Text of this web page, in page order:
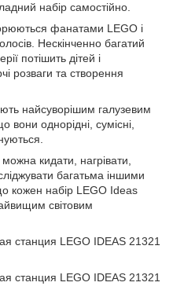
набір самостійно.
фанатами LEGO і
Нескінченно багатий
потішить дітей і
розваги та створення
найсуворішим галузевим
вони однорідні, сумісні,
кидати, нагрівати,
багатьма іншими
кожен набір LEGO Ideas
світовим